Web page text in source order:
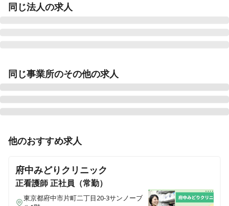
同じ法人の求人
愛知県豊田市浄水町原山277
医療施設型ホスピス 医心館山形
医療施設型ホスピス 医心館加古川
医療施設型ホスピス 医心館南草津
滋賀県草津市追分南二丁目３番17号
同じ事業所のその他の求人
正看護師 正社員（常勤）
【府中市】2025年9月オープン✨医療施設型ホスピス /
正看護師 正社員（常勤）
他のおすすめ求人
府中みどりクリニック
正看護師正社員（常勤）
東京都府中市片町二丁目20-3サンノーブ